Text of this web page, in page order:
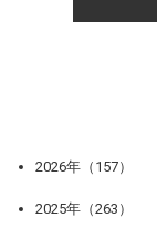
2026年（157）
2025年（263）